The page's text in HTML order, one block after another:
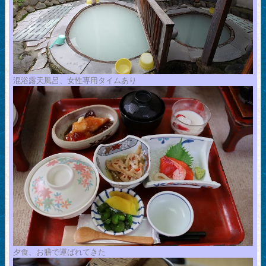
混浴露天風呂、女性専用タイムあり
夕食、お膳で運ばれてきた